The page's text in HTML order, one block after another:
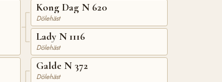
Kong Dag N 620
Dölehäst
Lady N 1116
Dölehäst
Galde N 372
Dölehäst